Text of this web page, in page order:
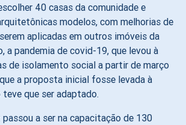
40 casas da comunidade e
modelos, com melhorias de
aplicadas em outros imóveis da
a pandemia de covid-19, que levou à
de isolamento social a partir de março
a proposta inicial fosse levada à
que ser adaptado.
a ser na capacitação de 130